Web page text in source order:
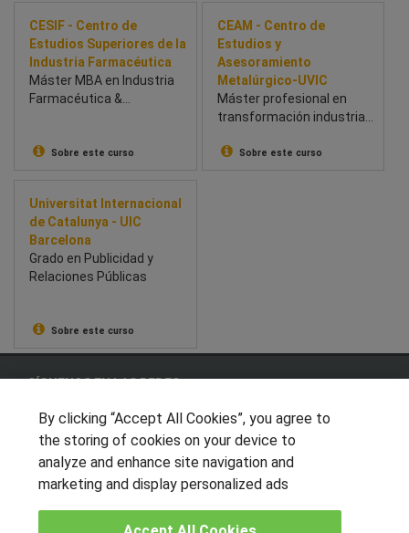
CESIF - Centro de
Estudios Superiores de la
Industria Farmacéutica
Máster MBA en Industria
Farmacéutica &
Sobre este curso
CEAM - Centro de
Estudios y
Asesoramiento
Metalúrgico-UVIC
Máster profesional en
transformación industrial:
prácticas en empresas.
Sobre este curso
Universitat Internacional
de Catalunya - UIC
Barcelona
Grado en Publicidad y
Relaciones Públicas
Sobre este curso
SÍGUENOS EN LAS REDES
OTROS GRUPOS DE INTERES
Hablemos de empleo
By clicking “Accept All Cookies”, you agree to
the storing of cookies on your device to
analyze and enhance site navigation and
marketing and display personalized ads